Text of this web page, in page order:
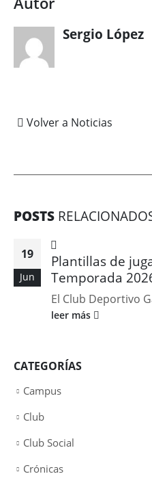
Sergio López
Volver a Noticias
POSTS
19
Jun
Plantillas de
Temporada
El Club Deportivo
leer más
CATEGORÍAS
Campus
Club
Club Social
Crónicas